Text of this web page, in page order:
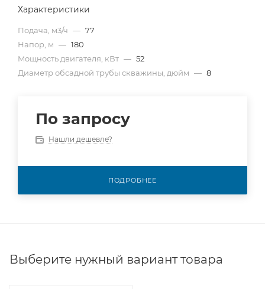
Характеристики
Подача, м3/ч — 77
Напор, м — 180
Mощность двигателя, кВт — 52
Диаметр обсадной трубы скважины, дюйм — 8
По запросу
Нашли дешевле?
ПОДРОБНЕЕ
Выберите нужный вариант товара